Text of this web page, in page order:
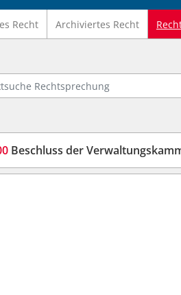
Recht Archiviertes Recht
Rechtsprechung
Beschluss der